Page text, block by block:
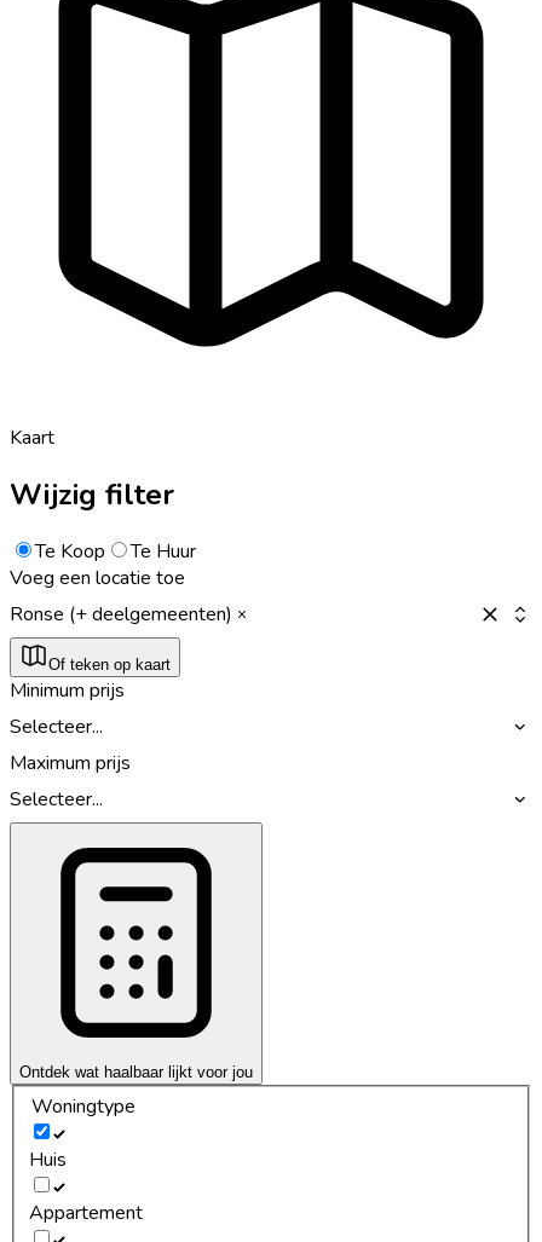
Kaart
Wijzig filter
Te Koop
Te Huur
Voeg een locatie toe
Ronse (+ deelgemeenten)
Of teken op kaart
Minimum prijs
Selecteer...
Maximum prijs
Selecteer...
Ontdek wat haalbaar lijkt voor jou
Woningtype
Huis
Appartement